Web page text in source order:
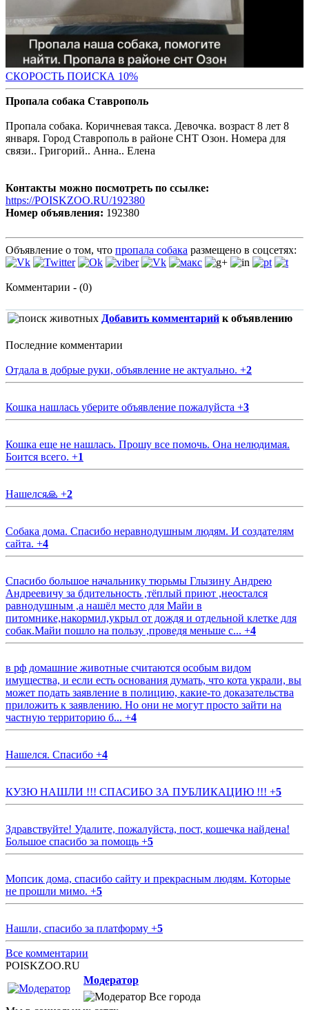
СКОРОСТЬ ПОИСКА 10%
Пропала собака Ставрополь
Пропала собака. Коричневая такса. Девочка. возраст 8 лет 8
января. Город Ставрополь в районе СНТ Озон. Номера для
связи.. Григорий.. Анна.. Елена
Контакты можно посмотреть по ссылке:
https://POISKZOO.RU/192380
Номер объявления: 192380
Объявление о том, что пропала собака размещено в соцсетях:
Комментарии - (0)
Добавить комментарий к объявлению
Последние комментарии
Отдала в добрые руки, объявление не актуально. +2
Кошка нашлась уберите объявление пожалуйста +3
Кошка еще не нашлась. Прошу все помочь. Она нелюдимая.
Боится всего. +1
Нашелся🙏 +2
Собака дома. Спасибо неравнодушным людям. И создателям
сайта. +4
Спасибо большое начальнику тюрьмы Глызину Андрею
Андреевичу за бдительность ,тёплый приют ,неостался
равнодушным ,а нашёл место для Майи в
питомнике,накормил,укрыл от дождя и отдельной клетке для
собак.Майи пошло на пользу ,проведя меньше с... +4
в рф домашние животные считаются особым видом
имущества, и если есть основания думать, что кота украли, вы
может подать заявление в полицию, какие-то доказательства
приложить к заявлению. Но они не могут просто зайти на
частную территорию б... +4
Нашелся. Спасибо +4
КУЗЮ НАШЛИ !!! СПАСИБО ЗА ПУБЛИКАЦИЮ !!! +5
Здравствуйте! Удалите, пожалуйста, пост, кошечка найдена!
Большое спасибо за помощь +5
Мопсик дома, спасибо сайту и прекрасным людям. Которые
не прошли мимо. +5
Нашли, спасибо за платформу +5
Все комментарии
POISKZOO.RU
Модератор
Все города